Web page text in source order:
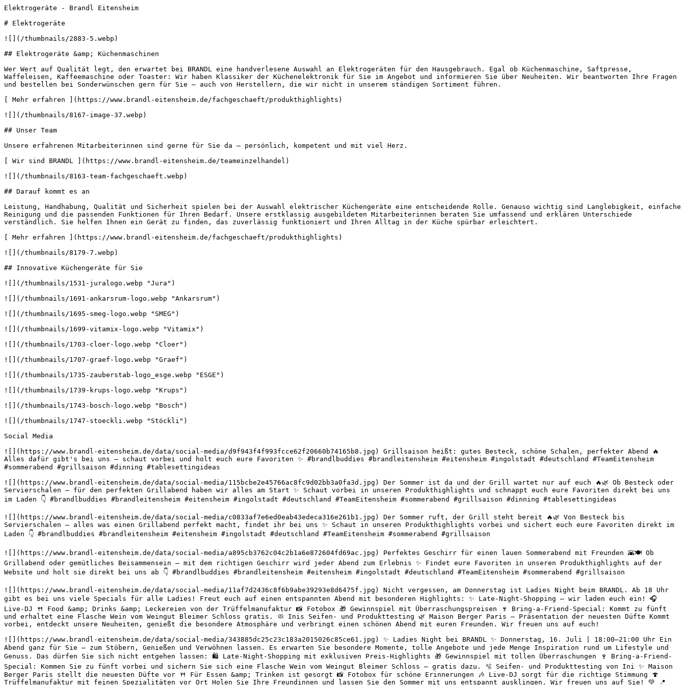
Elektrogeräte - Brandl Eitensheim
# Elektrogeräte
![](/thumbnails/2883-5.webp)
## Elektrogeräte &amp; Küchenmaschinen
Wer Wert auf Qualität legt, den erwartet bei BRANDL eine handverlesene Auswahl an Elektrogeräten für den Hausgebrauch. Egal ob Küchenmaschine, Saftpresse,
Waffeleisen, Kaffeemaschine oder Toaster: Wir haben Klassiker der Küchenelektronik für Sie im Angebot und informieren Sie über Neuheiten. Wir beantworten Ihre Fragen
und bestellen bei Sonderwünschen gern für Sie – auch von Herstellern, die wir nicht in unserem ständigen Sortiment führen.
[ Mehr erfahren ](https://www.brandl-eitensheim.de/fachgeschaeft/produkthighlights)
![](/thumbnails/8167-image-37.webp)
## Unser Team
Unsere erfahrenen Mitarbeiterinnen sind gerne für Sie da – persönlich, kompetent und mit viel Herz.
[ Wir sind BRANDL ](https://www.brandl-eitensheim.de/teameinzelhandel)
![](/thumbnails/8163-team-fachgeschaeft.webp)
## Darauf kommt es an
Leistung, Handhabung, Qualität und Sicherheit spielen bei der Auswahl elektrischer Küchengeräte eine entscheidende Rolle. Genauso wichtig sind Langlebigkeit, einfache
Reinigung und die passenden Funktionen für Ihren Bedarf. Unsere erstklassig ausgebildeten Mitarbeiterinnen beraten Sie umfassend und erklären Unterschiede
verständlich. Sie helfen Ihnen ein Gerät zu finden, das zuverlässig funktioniert und Ihren Alltag in der Küche spürbar erleichtert.
[ Mehr erfahren ](https://www.brandl-eitensheim.de/fachgeschaeft/produkthighlights)
![](/thumbnails/8179-7.webp)
## Innovative Küchengeräte für Sie
![](/thumbnails/1531-juralogo.webp "Jura")
![](/thumbnails/1691-ankarsrum-logo.webp "Ankarsrum")
![](/thumbnails/1695-smeg-logo.webp "SMEG")
![](/thumbnails/1699-vitamix-logo.webp "Vitamix")
![](/thumbnails/1703-cloer-logo.webp "Cloer")
![](/thumbnails/1707-graef-logo.webp "Graef")
![](/thumbnails/1735-zauberstab-logo_esge.webp "ESGE")
![](/thumbnails/1739-krups-logo.webp "Krups")
![](/thumbnails/1743-bosch-logo.webp "Bosch")
![](/thumbnails/1747-stoeckli.webp "Stöckli")
Social Media
![](https://www.brandl-eitensheim.de/data/social-media/d9f943f4f993fcce62f20660b74165b8.jpg) Grillsaison heißt: gutes Besteck, schöne Schalen, perfekter Abend 🔥
Alles dafür gibt's bei uns – schaut vorbei und holt euch eure Favoriten ✨ #brandlbuddies #brandleitensheim #eitensheim #ingolstadt #deutschland #TeamEitensheim
#sommerabend #grillsaison #dinning #tablesettingideas
![](https://www.brandl-eitensheim.de/data/social-media/115bcbe2e45766ac8fc9d02bb3a0fa3d.jpg) Der Sommer ist da und der Grill wartet nur auf euch 🔥🌿 Ob Besteck oder
Servierschalen – für den perfekten Grillabend haben wir alles am Start ✨ Schaut vorbei in unseren Produkthighlights und schnappt euch eure Favoriten direkt bei uns
im Laden 👇 #brandlbuddies #brandleitensheim #eitensheim #ingolstadt #deutschland #TeamEitensheim #sommerabend #grillsaison #dinning #tablesettingideas
![](https://www.brandl-eitensheim.de/data/social-media/c0833af7e6ed0eab43edeca316e261b1.jpg) Der Sommer ruft, der Grill steht bereit 🔥🌿 Von Besteck bis
Servierschalen – alles was einen Grillabend perfekt macht, findet ihr bei uns ✨ Schaut in unseren Produkthighlights vorbei und sichert euch eure Favoriten direkt im
Laden 👇 #brandlbuddies #brandleitensheim #eitensheim #ingolstadt #deutschland #TeamEitensheim #sommerabend #grillsaison
![](https://www.brandl-eitensheim.de/data/social-media/a895cb3762c04c2b1a6e872604fd69ac.jpg) Perfektes Geschirr für einen lauen Sommerabend mit Freunden 🌇🍽️ Ob
Grillabend oder gemütliches Beisammensein – mit dem richtigen Geschirr wird jeder Abend zum Erlebnis ✨ Findet eure Favoriten in unseren Produkthighlights auf der
Website und holt sie direkt bei uns ab 👇 #brandlbuddies #brandleitensheim #eitensheim #ingolstadt #deutschland #TeamEitensheim #sommerabend #grillsaison
![](https://www.brandl-eitensheim.de/data/social-media/11af7d2436c8f6b9abe39293e8d6475f.jpg) Nicht vergessen, am Donnerstag ist Ladies Night beim BRANDL. Ab 18 Uhr
gibt es bei uns viele Specials für alle Ladies! Freut euch auf einen entspannten Abend mit besonderen Highlights: ✨ Late-Night-Shopping – wir laden euch ein! 🎧
Live-DJ 🍴 Food &amp; Drinks &amp; Leckereien von der Trüffelmanufaktur 📸 Fotobox 🎁 Gewinnspiel mit Überraschungspreisen 🍷 Bring-a-Friend-Special: Kommt zu fünft
und erhaltet eine Flasche Wein vom Weingut Bleimer Schloss gratis. 🧼 Inis Seifen- und Produkttesting 🌿 Maison Berger Paris – Präsentation der neuesten Düfte Kommt
vorbei, entdeckt unsere Neuheiten, genießt die besondere Atmosphäre und verbringt einen schönen Abend mit euren Freunden. Wir freuen uns auf euch!
![](https://www.brandl-eitensheim.de/data/social-media/343885dc25c23c183a2015026c85ce61.jpg) ✨ Ladies Night bei BRANDL ✨ Donnerstag, 16. Juli | 18:00–21:00 Uhr Ein
Abend ganz für Sie – zum Stöbern, Genießen und Verwöhnen lassen. Es erwarten Sie besondere Momente, tolle Angebote und jede Menge Inspiration rund um Lifestyle und
Genuss. Das dürfen Sie sich nicht entgehen lassen: 🛍️ Late-Night-Shopping mit exklusiven Preis-Highlights 🎁 Gewinnspiel mit tollen Überraschungen 🍷 Bring-a-Friend-
Special: Kommen Sie zu fünft vorbei und sichern Sie sich eine Flasche Wein vom Weingut Bleimer Schloss – gratis dazu. 🫧 Seifen- und Produkttesting von Ini ✨ Maison
Berger Paris stellt die neuesten Düfte vor 🍴 Für Essen &amp; Trinken ist gesorgt 📸 Fotobox für schöne Erinnerungen 🎶 Live-DJ sorgt für die richtige Stimmung 🍄
Trüffelmanufaktur mit feinen Spezialitäten vor Ort Holen Sie Ihre Freundinnen und lassen Sie den Sommer mit uns entspannt ausklingen. Wir freuen uns auf Sie! 💚 📍